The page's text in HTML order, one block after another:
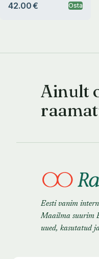
42.00 € Osta
Ainult
Eesti vanim
Maailma suurim
uued, kasutatud